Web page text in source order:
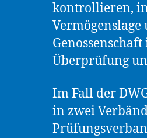
kontrollieren,
Überprüfung
Im Fall der
in zwei